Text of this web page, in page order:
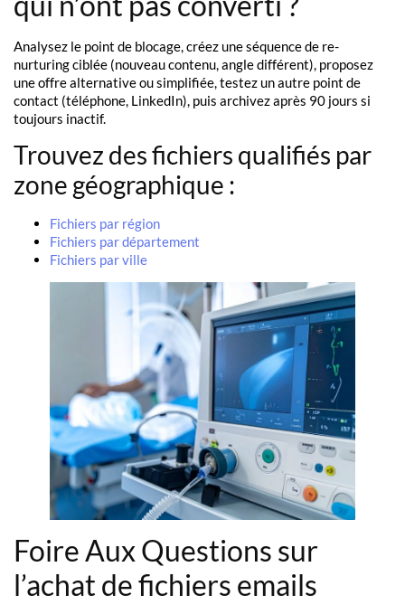
Analysez le point de blocage, créez une séquence de re-
nurturing ciblée (nouveau contenu, angle différent), proposez
une offre alternative ou simplifiée, testez un autre point de
contact (téléphone, LinkedIn), puis archivez après 90 jours si
toujours inactif.
Trouvez des fichiers qualifiés par
zone géographique :
Fichiers par région
Fichiers par département
Fichiers par ville
Foire Aux Questions sur
l’achat de fichiers emails